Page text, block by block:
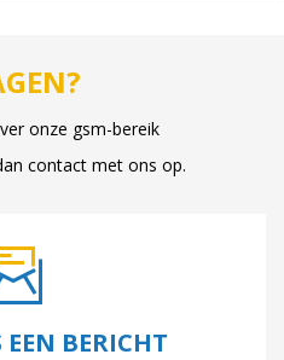
onze gsm-bereik
contact met ons op.
BERICHT